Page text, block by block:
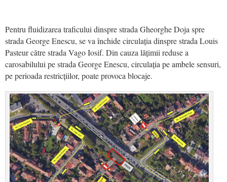
Pentru fluidizarea traficului dinspre strada Gheorghe Doja spre
strada George Enescu, se va închide circulația dinspre strada Louis
Pasteur către strada Vago Iosif. Din cauza lățimii reduse a
carosabilului pe strada George Enescu, circulația pe ambele sensuri,
pe perioada restricțiilor, poate provoca blocaje.